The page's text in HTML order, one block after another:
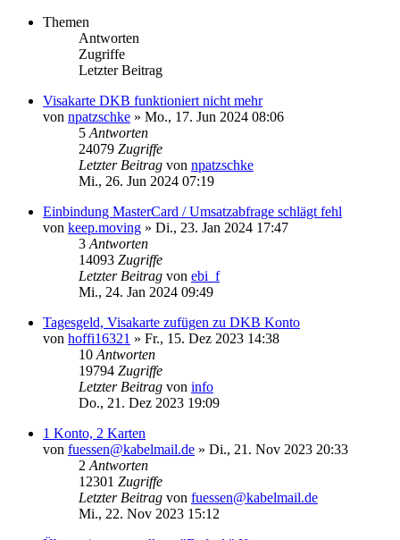
Themen
Antworten
Zugriffe
Letzter Beitrag
Visakarte DKB funktioniert nicht mehr
von npatzschke » Mo., 17. Jun 2024 08:06
5 Antworten
24079 Zugriffe
Letzter Beitrag von npatzschke
Mi., 26. Jun 2024 07:19
Einbindung MasterCard / Umsatzabfrage schlägt fehl
von keep.moving » Di., 23. Jan 2024 17:47
3 Antworten
14093 Zugriffe
Letzter Beitrag von ebi_f
Mi., 24. Jan 2024 09:49
Tagesgeld, Visakarte zufügen zu DKB Konto
von hoffi16321 » Fr., 15. Dez 2023 14:38
10 Antworten
19794 Zugriffe
Letzter Beitrag von info
Do., 21. Dez 2023 19:09
1 Konto, 2 Karten
von fuessen@kabelmail.de » Di., 21. Nov 2023 20:33
2 Antworten
12301 Zugriffe
Letzter Beitrag von fuessen@kabelmail.de
Mi., 22. Nov 2023 15:12